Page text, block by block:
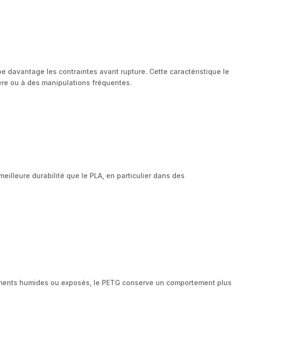
davantage les contraintes avant rupture. Cette caractéristique le
ou à des manipulations fréquentes.
durabilité que le PLA, en particulier dans des
humides ou exposés, le PETG conserve un comportement plus